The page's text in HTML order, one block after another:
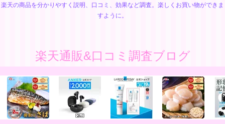
楽天の商品を分かりやすく説明、口コミ、効果など調査。楽しくお買い物ができま
すように。
楽天通販&口コミ調査ブログ